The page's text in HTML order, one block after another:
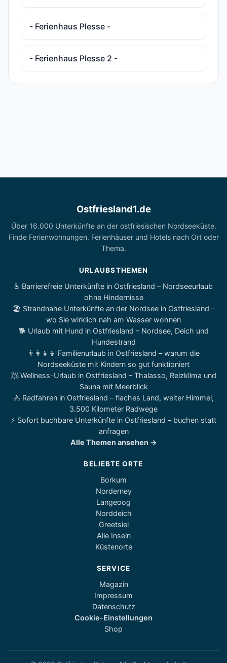
- Ferienhaus Plesse -
- Ferienhaus Plesse 2 -
Ostfriesland1.de
Über 16.000 Unterkünfte an der ostfriesischen Nordseeküste.
Finde Ferienwohnungen, Ferienhäuser und Hotels nach Ort oder
Thema.
URLAUBSTHEMEN
♿ Barrierefreie Unterkünfte in Ostfriesland – Nordseeurlaub
ohne Hindernisse
🏖️ Strandnahe Unterkünfte an der Nordsee in Ostfriesland –
wo Sie wirklich nah am Wasser wohnen
🐕 Urlaub mit Hund in Ostfriesland – Nordsee, Deich und
Hundestrand
👨‍👩‍👧‍👦 Familienurlaub in Ostfriesland – warum die
Nordseeküste mit Kindern so gut funktioniert
🧖 Wellness-Urlaub in Ostfriesland – Thalasso, Reizklima und
Sauna mit Meerblick
🚴 Radfahren in Ostfriesland – flaches Land, weiter Himmel,
3.500 Kilometer Radwege
⚡ Sofort buchbare Unterkünfte in Ostfriesland – buchen statt
anfragen
Alle Themen ansehen →
BELIEBTE ORTE
Borkum
Norderney
Langeoog
Norddeich
Greetsiel
Alle Inseln
Küstenorte
SERVICE
Magazin
Impressum
Datenschutz
Cookie-Einstellungen
Shop